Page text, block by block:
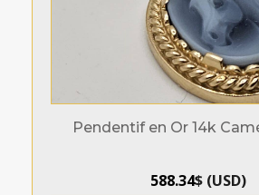
Pendentif en Or 14k
588.34$(USD)